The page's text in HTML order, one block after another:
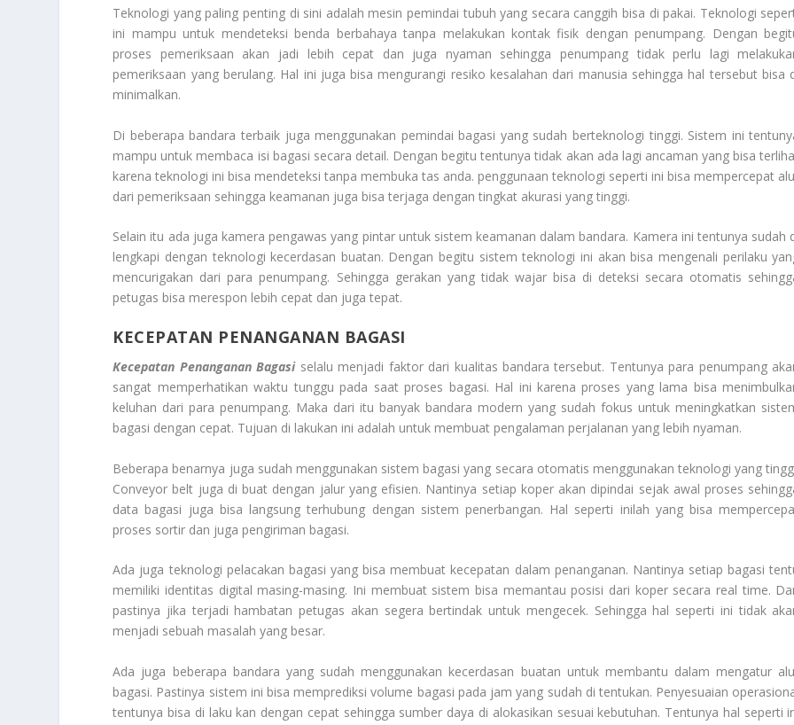
Teknologi yang paling penting di sini adalah mesin pemindai tubuh yang secara canggih bisa di pakai. Teknologi
ini mampu untuk mendeteksi benda berbahaya tanpa melakukan kontak fisik dengan penumpang. Dengan
proses pemeriksaan akan jadi lebih cepat dan juga nyaman sehingga penumpang tidak perlu lagi
pemeriksaan yang berulang. Hal ini juga bisa mengurangi resiko kesalahan dari manusia sehingga hal tersebut bisa
minimalkan.
Di beberapa bandara terbaik juga menggunakan pemindai bagasi yang sudah berteknologi tinggi. Sistem ini
mampu untuk membaca isi bagasi secara detail. Dengan begitu tentunya tidak akan ada lagi ancaman yang bisa
karena teknologi ini bisa mendeteksi tanpa membuka tas anda. penggunaan teknologi seperti ini bisa mempercepat
dari pemeriksaan sehingga keamanan juga bisa terjaga dengan tingkat akurasi yang tinggi.
Selain itu ada juga kamera pengawas yang pintar untuk sistem keamanan dalam bandara. Kamera ini tentunya sudah
lengkapi dengan teknologi kecerdasan buatan. Dengan begitu sistem teknologi ini akan bisa mengenali perilaku
mencurigakan dari para penumpang. Sehingga gerakan yang tidak wajar bisa di deteksi secara otomatis
petugas bisa merespon lebih cepat dan juga tepat.
KECEPATAN PENANGANAN BAGASI
Kecepatan Penanganan Bagasiselalu menjadi faktor dari kualitas bandara tersebut. Tentunya para penumpang
sangat memperhatikan waktu tunggu pada saat proses bagasi. Hal ini karena proses yang lama bisa
keluhan dari para penumpang. Maka dari itu banyak bandara modern yang sudah fokus untuk meningkatkan
bagasi dengan cepat. Tujuan di lakukan ini adalah untuk membuat pengalaman perjalanan yang lebih nyaman.
Beberapa benarnya juga sudah menggunakan sistem bagasi yang secara otomatis menggunakan teknologi yang
Conveyor belt juga di buat dengan jalur yang efisien. Nantinya setiap koper akan dipindai sejak awal proses
data bagasi juga bisa langsung terhubung dengan sistem penerbangan. Hal seperti inilah yang bisa
proses sortir dan juga pengiriman bagasi.
Ada juga teknologi pelacakan bagasi yang bisa membuat kecepatan dalam penanganan. Nantinya setiap bagasi
memiliki identitas digital masing-masing. Ini membuat sistem bisa memantau posisi dari koper secara real time.
pastinya jika terjadi hambatan petugas akan segera bertindak untuk mengecek. Sehingga hal seperti ini tidak
menjadi sebuah masalah yang besar.
Ada juga beberapa bandara yang sudah menggunakan kecerdasan buatan untuk membantu dalam mengatur
bagasi. Pastinya sistem ini bisa memprediksi volume bagasi pada jam yang sudah di tentukan. Penyesuaian
tentunya bisa di laku kan dengan cepat sehingga sumber daya di alokasikan sesuai kebutuhan. Tentunya hal seperti